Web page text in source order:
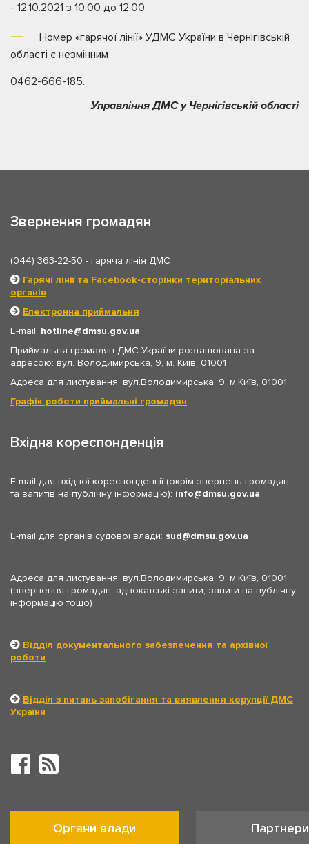
- 12.10.2021 з 10:00 до 12:00
Номер «гарячої лінії» УДМС України в Чернігівській
області є незмінним
0462-666-185.
Управління ДМС у Чернігівській області
Звернення громадян
(044) 363-22-50 - гаряча лінія ДМС
Гарячі лінії та Facebook-сторінки територіальних
органів
Електронна приймальня
E-mail: hotline
dmsu.gov.ua
Приймальня громадян ДМС України розташована за
адресою: вул. Володимирська, 9, м. Київ, 01001
Адреса для листування: вул.Володимирська, 9, м.Київ, 01001
Графік роботи приймальні громадян
Вхідна кореспонденція
E-mail для вхідної кореспонденції (окрім звернень громадян
та запитів на публічну інформацію): info dmsu.gov.ua
E-mail для органів судової влади: sud dmsu.gov.ua
Адреса для листування: вул.Володимирська, 9, м.Київ, 01001
(звернення громадян, адвокатські запити, запити на публічну
інформацію тощо)
Відділ документального забезпечення та архівної
роботи
Відділ з питань запобігання та виявлення корупції ДМС
України
Органи влади Партнери